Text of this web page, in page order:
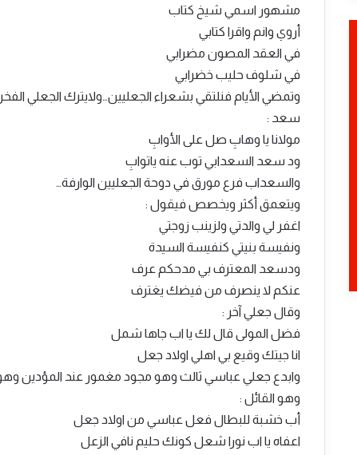
مشهور اسمي شيخ كتاب
أروي وانم واقرا كتابي
في العقد المصون مضرابي
في شلوف حليب خضرابي
وتمضي الأيام فنلتقي بشعراء الجعليين…ولايترك الجعلي
سعد :
مولانا يا وهابِ صل على الأوابِ
ود سعد السعدابي توب عنه ياتوابِ
والسعداب فرع مورق في دوحة الجعليين الوارفة…
ويتعمق أكثر ويخصص فيقول :
اغفر لي والدتي ولزينب زوجتي
ونفيسة بنيتي كنفيسة السيدة
ودسعد المعترف بي مدحكم عرف
عنكم لا ينصرف من فيضك يغترف
وقال جعلي آخر :
فضل المولى قال لك يا اب جاها شمل
انا جيتك وقيع بي اهلي اولاد جعل
وهو القائل :
أب خشبة للبطال فعل عباسي من اولاد جعل
اعفاه يا اب نورا شعل كونك حليم نافي الزعل